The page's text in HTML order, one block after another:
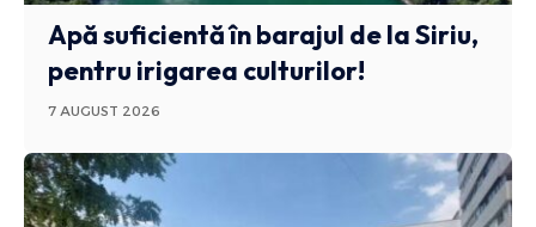
Apă suficientă în barajul de la Siriu,
pentru irigarea culturilor!
7 AUGUST 2026